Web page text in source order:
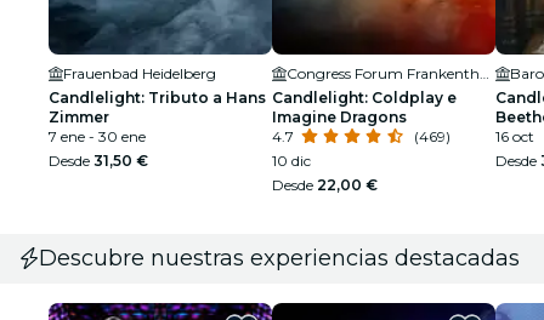
Frauenbad Heidelberg
Candlelight: Tributo a Hans
Zimmer
7 ene - 30 ene
Desde 31,50 €
Candlelight: Coldplay e
Imagine Dragons
4.7
(469)
10 dic
Desde 22,00 €
16 oct
Desde
Descubre nuestras experiencias destacadas